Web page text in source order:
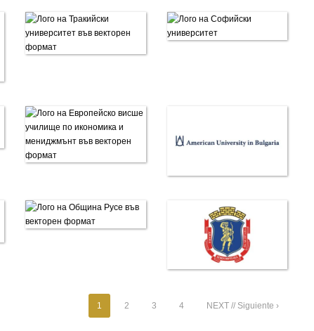
1 2 3 4 NEXT // Siguiente ›